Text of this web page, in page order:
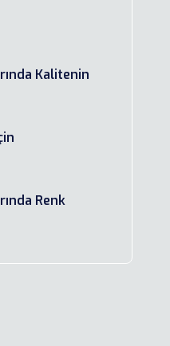
Kalitenin
Renk